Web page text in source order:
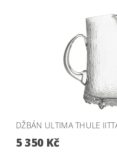
DŽBÁN ULTIMA THULE
5 350 Kč